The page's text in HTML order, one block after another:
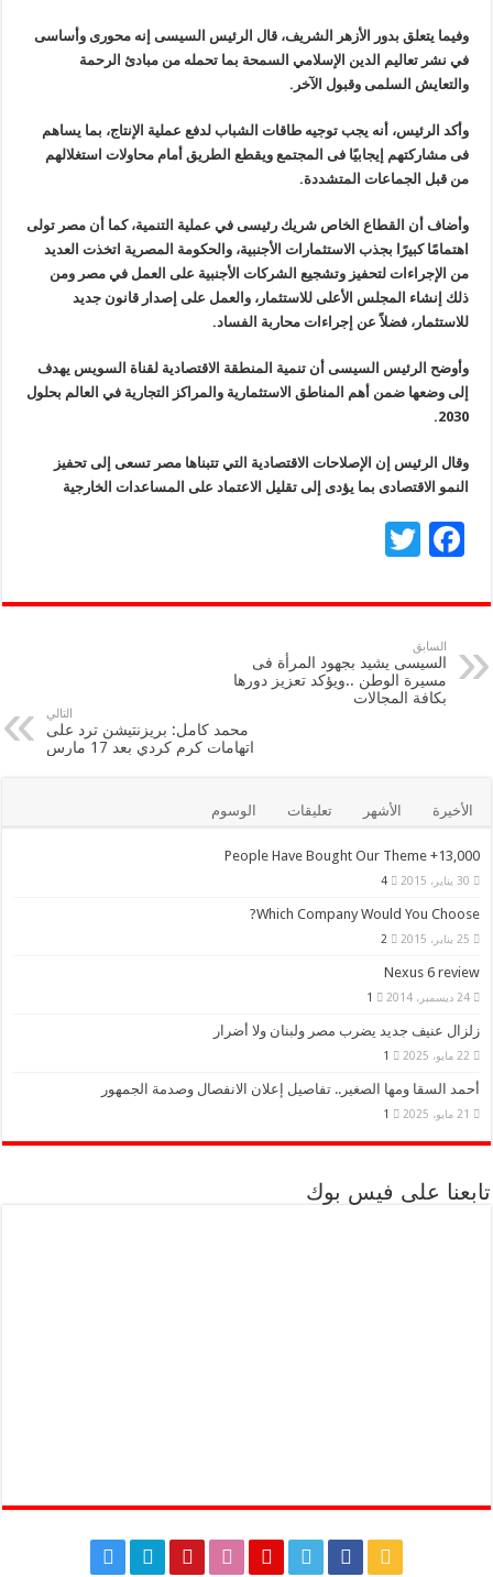
وفيما يتعلق بدور الأزهر الشريف، قال الرئيس السيسى إنه محورى وأساسى
في نشر تعاليم الدين الإسلامي السمحة بما تحمله من مبادئ الرحمة
والتعايش السلمى وقبول الآخر.
وأكد الرئيس، أنه يجب توجيه طاقات الشباب لدفع عملية الإنتاج، بما يساهم
فى مشاركتهم إيجابيًا فى المجتمع ويقطع الطريق أمام محاولات استغلالهم
من قبل الجماعات المتشددة.
وأضاف أن القطاع الخاص شريك رئيسى في عملية التنمية، كما أن مصر تولى
اهتمامًا كبيرًا بجذب الاستثمارات الأجنبية، والحكومة المصرية اتخذت العديد
من الإجراءات لتحفيز وتشجيع الشركات الأجنبية على العمل في مصر ومن
ذلك إنشاء المجلس الأعلى للاستثمار، والعمل على إصدار قانون جديد
للاستثمار، فضلاً عن إجراءات محاربة الفساد.
وأوضح الرئيس السيسى أن تنمية المنطقة الاقتصادية لقناة السويس يهدف
إلى وضعها ضمن أهم المناطق الاستثمارية والمراكز التجارية في العالم بحلول
2030.
وقال الرئيس إن الإصلاحات الاقتصادية التي تتبناها مصر تسعى إلى تحفيز
النمو الاقتصادى بما يؤدى إلى تقليل الاعتماد على المساعدات الخارجية
F
e
b
o
o
tt
السابق
السيسى يشيد بجهود المرأة فى
مسيرة الوطن ..ويؤكد تعزيز دورها
بكافة المجالات
التالي
محمد كامل: بريزنتيشن ترد على
اتهامات كرم كردي بعد 17 مارس
الأخيرة الأشهر تعليقات الوسوم
13,000+ People Have Bought Our Theme
30 يناير، 2015 4
Which Company Would You Choose?
25 يناير، 2015 2
Nexus 6 review
24 ديسمبر، 2014 1
زلزال عنيف جديد يضرب مصر ولبنان ولا أضرار
22 مايو، 2025 1
أحمد السقا ومها الصغير.. تفاصيل إعلان الانفصال وصدمة الجمهور
21 مايو، 2025 1
تابعنا على فيس بوك